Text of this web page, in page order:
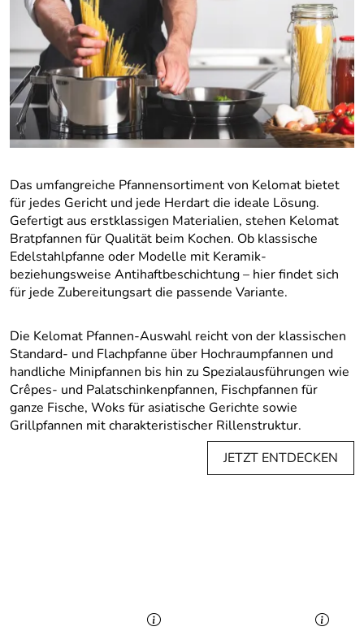
Das umfangreiche Pfannensortiment von Kelomat bietet
für jedes Gericht und jede Herdart die ideale Lösung.
Gefertigt aus erstklassigen Materialien, stehen Kelomat
Bratpfannen für Qualität beim Kochen. Ob klassische
Edelstahlpfanne oder Modelle mit Keramik-
beziehungsweise Antihaftbeschichtung – hier findet sich
für jede Zubereitungsart die passende Variante.
Die Kelomat Pfannen-Auswahl reicht von der klassischen
Standard- und Flachpfanne über Hochraumpfannen und
handliche Minipfannen bis hin zu Spezialausführungen wie
Crêpes- und Palatschinkenpfannen, Fischpfannen für
ganze Fische, Woks für asiatische Gerichte sowie
Grillpfannen mit charakteristischer Rillenstruktur.
JETZT ENTDECKEN